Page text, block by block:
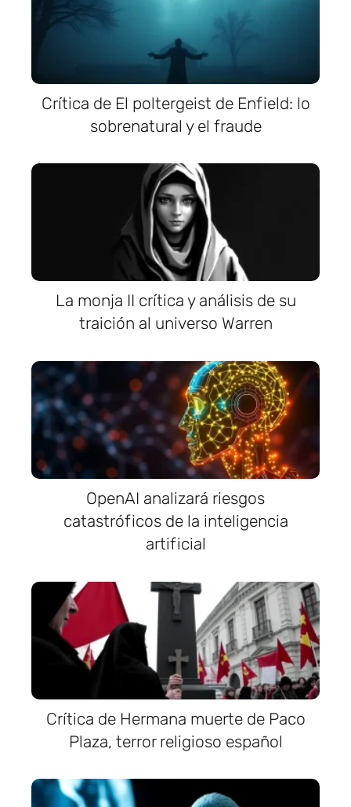
Crítica de El poltergeist de Enfield: lo
sobrenatural y el fraude
La monja II crítica y análisis de su
traición al universo Warren
OpenAI analizará riesgos
catastróficos de la inteligencia
artificial
Crítica de Hermana muerte de Paco
Plaza, terror religioso español